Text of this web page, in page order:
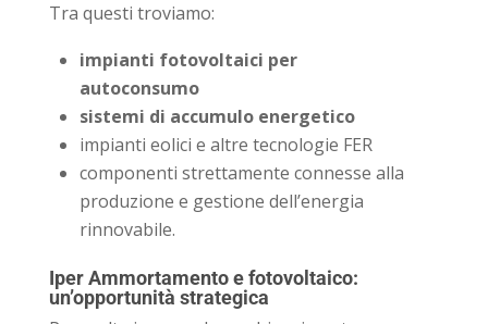
Tra questi troviamo:
impianti fotovoltaici per
autoconsumo
sistemi di accumulo energetico
impianti eolici e altre tecnologie FER
componenti strettamente connesse alla
produzione e gestione dell’energia
rinnovabile.
Iper Ammortamento e fotovoltaico:
un’opportunità strategica